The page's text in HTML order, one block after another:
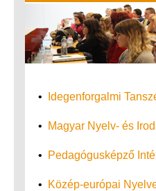
• Idegenforgalmi
• Magyar Nyelv- és
• Pedagógusképző
• Közép-európai